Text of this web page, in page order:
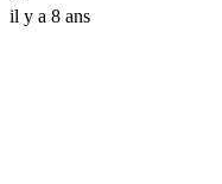
il y a 8 ans